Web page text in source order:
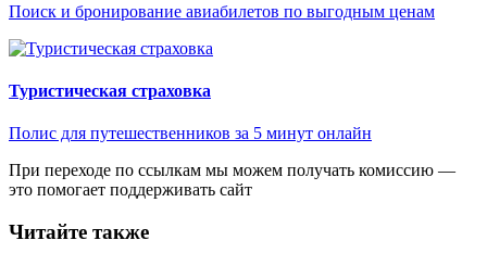
Поиск и бронирование авиабилетов по выгодным ценам
Туристическая страховка
Полис для путешественников за 5 минут онлайн
При переходе по ссылкам мы можем получать комиссию —
это помогает поддерживать сайт
Читайте также